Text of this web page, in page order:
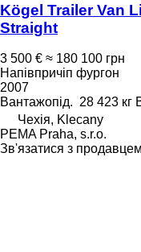
Kögel Trailer Van
Straight
3 500 € ≈ 180 100 грн
Напівпричіп фургон
2007
Вантажопід. 28 423 кг
Чехія, Klecany
PEMA Praha, s.r.o.
Зв'язатися з продавцем